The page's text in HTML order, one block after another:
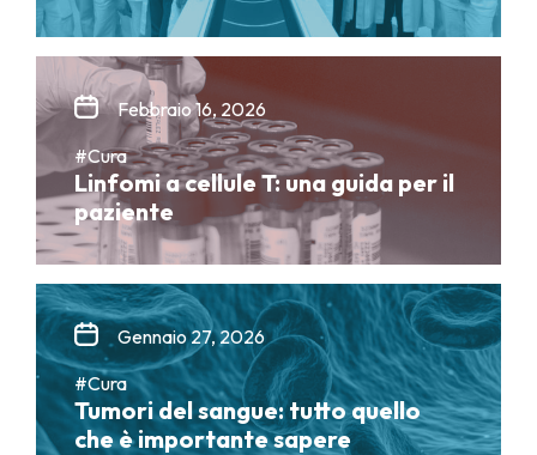
Febbraio 16, 2026
#Cura
Linfomi a cellule T: una guida per il
paziente
Gennaio 27, 2026
#Cura
Tumori del sangue: tutto quello
che è importante sapere